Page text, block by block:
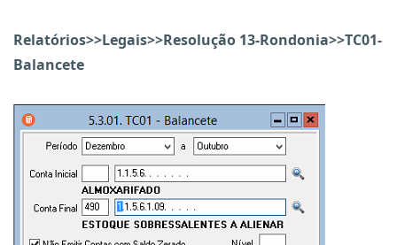
Relatórios>>Legais>>Resolução 13-Rondonia>>TC01-
Balancete